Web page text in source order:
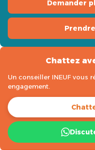
Demander
Chattez
Un conseiller INEUF vous
engagement.